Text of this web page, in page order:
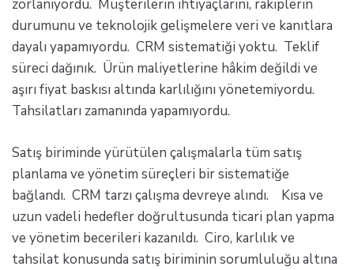
zorlanıyordu. Müşterilerin ihtiyaçlarını, rakiplerin
durumunu ve teknolojik gelişmelere veri ve kanıtlara
dayalı yapamıyordu. CRM sistematiği yoktu. Teklif
süreci dağınık. Ürün maliyetlerine hâkim değildi ve
aşırı fiyat baskısı altında karlılığını yönetemiyordu.
Tahsilatları zamanında yapamıyordu.
Satış biriminde yürütülen çalışmalarla tüm satış
planlama ve yönetim süreçleri bir sistematiğe
bağlandı. CRM tarzı çalışma devreye alındı. Kısa ve
uzun vadeli hedefler doğrultusunda ticari plan yapma
ve yönetim becerileri kazanıldı. Ciro, karlılık ve
tahsilat konusunda satış biriminin sorumluluğu altına